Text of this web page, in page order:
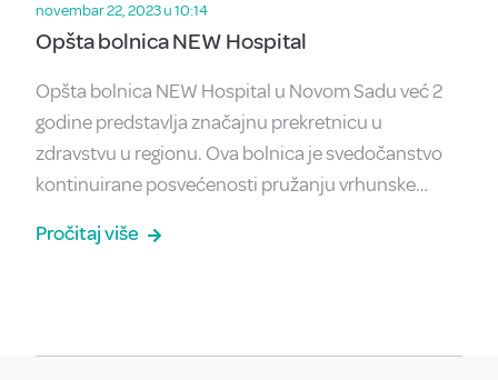
novembar 22, 2023 u 10:14
Opšta bolnica NEW Hospital
Opšta bolnica NEW Hospital u Novom Sadu već 2
godine predstavlja značajnu prekretnicu u
zdravstvu u regionu. Ova bolnica je svedočanstvo
kontinuirane posvećenosti pružanju vrhunske…
Pročitaj više